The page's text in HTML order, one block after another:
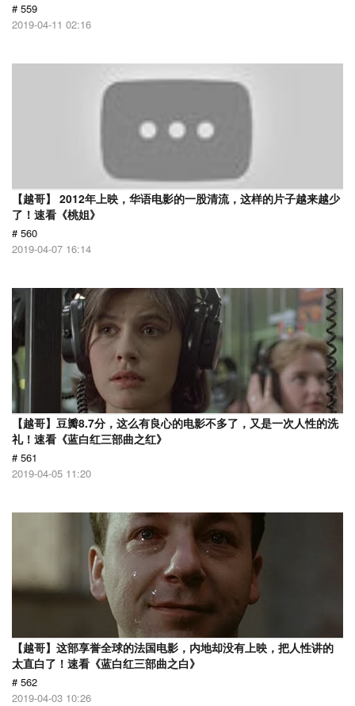
# 559
2019-04-11 02:16
【越哥】 2012年上映，华语电影的一股清流，这样的片子越来越少
了！速看《桃姐》
# 560
2019-04-07 16:14
【越哥】豆瓣8.7分，这么有良心的电影不多了，又是一次人性的洗
礼！速看《蓝白红三部曲之红》
# 561
2019-04-05 11:20
【越哥】这部享誉全球的法国电影，内地却没有上映，把人性讲的
太直白了！速看《蓝白红三部曲之白》
# 562
2019-04-03 10:26